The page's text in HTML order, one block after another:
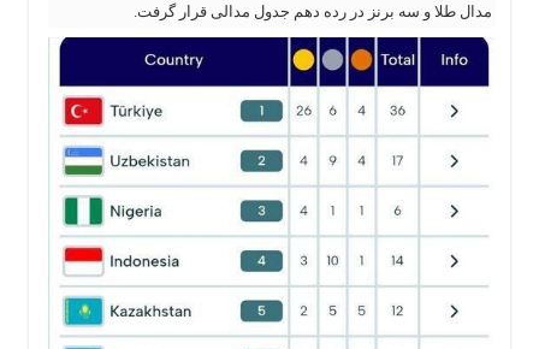
مدال طلا و سه برنز در رده دهم جدول مدالی قرار گرفت.